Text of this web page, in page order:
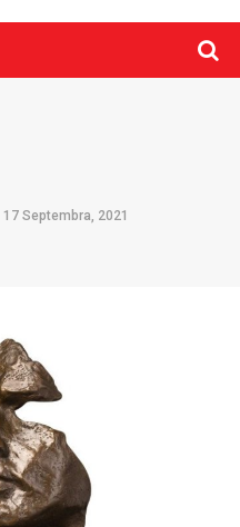
17 Septembra, 2021